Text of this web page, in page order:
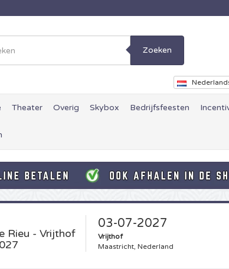
Zoeken
Theater Overig Skybox Bedrijfsfeesten
Rieu - Vrijthof
03-07-2027
Vrijthof
Maastricht, Nederland